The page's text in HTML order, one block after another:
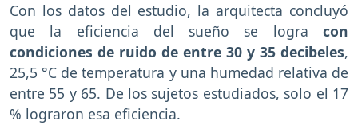
Con los datos del estudio, la arquitecta concluyó
que la eficiencia del sueño se logra con
condiciones de ruido de entre 30 y 35 decibeles,
25,5 °C de temperatura y una humedad relativa de
entre 55 y 65. De los sujetos estudiados, solo el 17
% lograron esa eficiencia.